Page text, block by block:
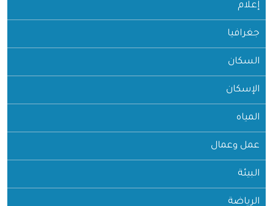
إعلام
جغرافيا
السكان
الإسكان
المياه
عمل وعمال
البيئة
الرياضة